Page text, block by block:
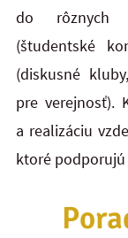
do rôznych
(študentské
(diskusné
pre verejnosť).
a realizáciu
ktoré